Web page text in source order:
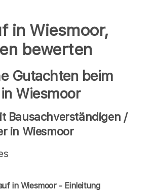
in Wiesmoor,
bewerten
Gutachten beim
Wiesmoor
Bausachverständigen /
in Wiesmoor
in Wiesmoor - Einleitung